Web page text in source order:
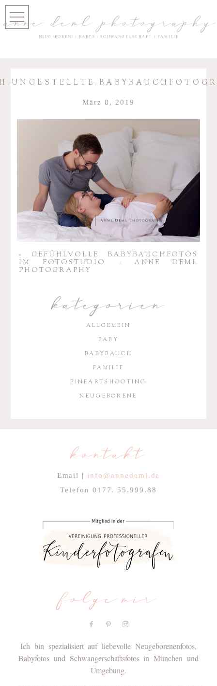
NEUGEBORENE | BABYS | SCHWANGERSCHAFT | FAMILIE
anne deml photography
März 8, 2019
«
GEFÜHL­VOLLE BABY­BAUCH­FOTOS
IM FOTO­STUDIO – ANNE DEML
PHOTOGRAPHY
kategorien
ALLGEMEIN
BABY
BABYBAUCH
FAMILIE
FINEARTSHOOTING
NEUGEBORENE
kontakt
Email | info@annedeml.de
Telefon 0177. 55.999.88
folge mir
Ich bin spezialisiert auf liebevolle Neugeborenenfotos,
Babyfotos und Schwangerschaftsfotos in München und
Umgebung.